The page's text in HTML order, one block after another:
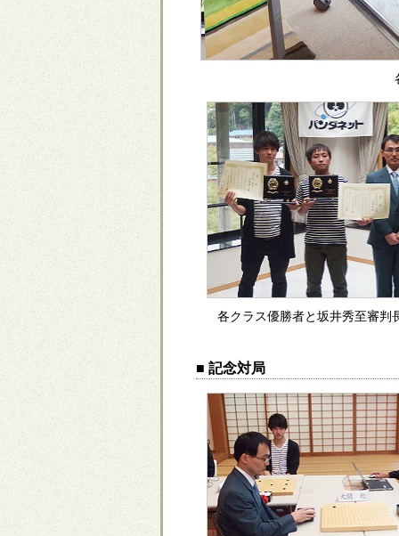
各クラス優勝者と坂井秀至審判
■ 記念対局